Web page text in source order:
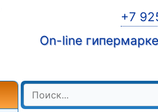
+7
On-line